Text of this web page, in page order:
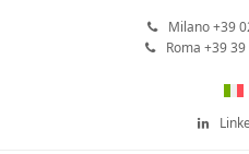
Milano +39
Roma +39